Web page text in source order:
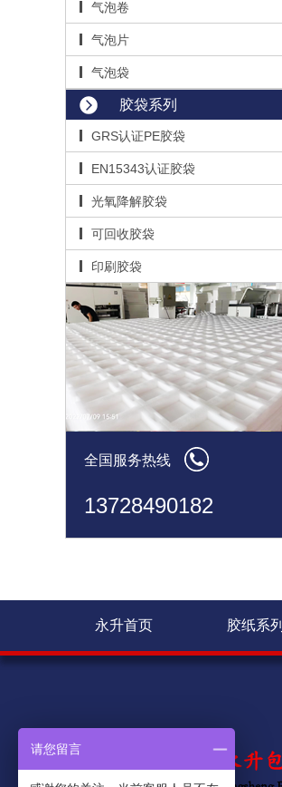
气泡卷
气泡片
气泡袋
胶袋系列
GRS认证PE胶袋
EN15343认证胶袋
光氧降解胶袋
可回收胶袋
印刷胶袋
全国服务热线
13728490182
永升首页 胶纸系列
请您留言